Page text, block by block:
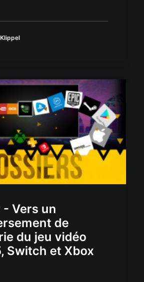
- Vers un
de
du jeu vidéo
Switch et Xbox